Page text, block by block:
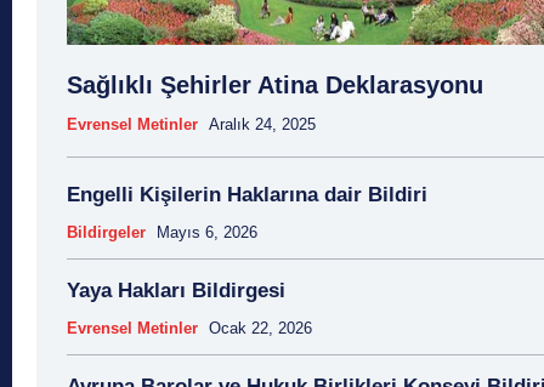
Sağlıklı Şehirler Atina Deklarasyonu
Evrensel Metinler Aralık 24, 2025
Engelli Kişilerin Haklarına dair Bildiri
Bildirgeler Mayıs 6, 2026
Yaya Hakları Bildirgesi
Evrensel Metinler Ocak 22, 2026